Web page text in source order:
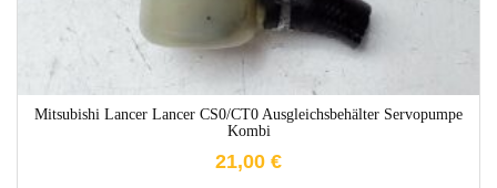
Mitsubishi Lancer Lancer CS0/CT0 Ausgleichsbehälter Servopumpe
Kombi
21,00 €